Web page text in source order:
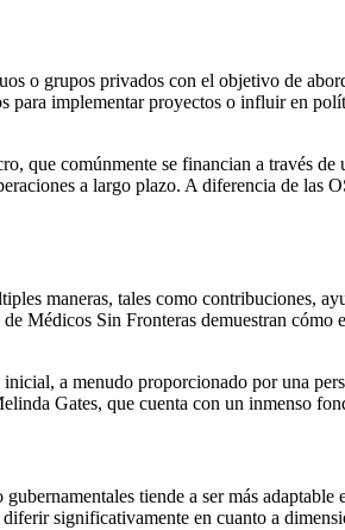
o grupos privados con el objetivo de
implementar proyectos o influir en
que comúnmente se financian a través
a largo plazo. A diferencia de las
maneras, tales como contribuciones,
Médicos Sin Fronteras demuestran
a menudo proporcionado por una
Gates, que cuenta con un inmenso
tiende a ser más
significativamente en cuanto a